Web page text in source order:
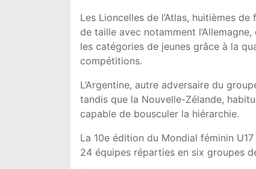
Les Lioncelles de l’Atlas, huitièmes de
de taille avec notamment
les catégories de jeunes grâce à la
compétitions.
L’Argentine, autre adversaire du
tandis que la Nouvelle-Zélande,
capable de bousculer la hiérarchie.
La 10e édition du Mondial féminin
24 équipes réparties en six groupes